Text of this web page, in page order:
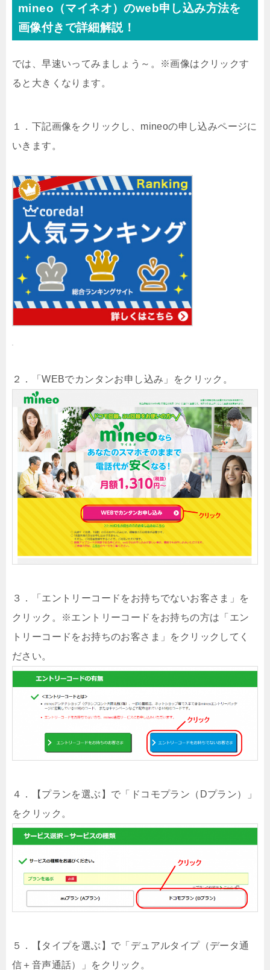
mineo（マイネオ）のweb申し込み方法を
画像付きで詳細解説！
では、早速いってみましょう～。※画像はクリックす
ると大きくなります。
１．下記画像をクリックし、mineoの申し込みページに
いきます。
２．「WEBでカンタンお申し込み」をクリック。
３．「エントリーコードをお持ちでないお客さま」を
クリック。※エントリーコードをお持ちの方は「エン
トリーコードをお持ちのお客さま」をクリックしてく
ださい。
４．【プランを選ぶ】で「ドコモプラン（Dプラン）」
をクリック。
５．【タイプを選ぶ】で「デュアルタイプ（データ通
信＋音声通話）」をクリック。